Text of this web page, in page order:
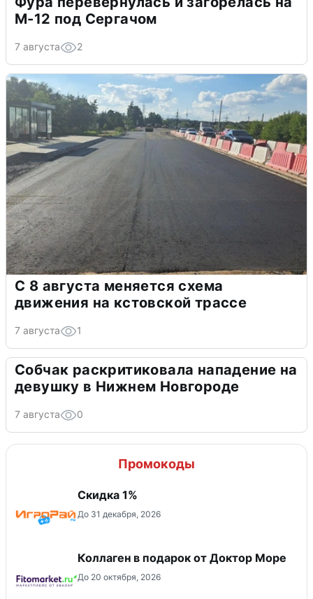
М-12 под Сергачом
7 августа 2
С 8 августа меняется схема
движения на кстовской трассе
7 августа 1
Собчак раскритиковала нападение на
девушку в Нижнем Новгороде
7 августа 0
Промокоды
Скидка 1%
До 31 декабря, 2026
Коллаген в подарок от Доктор Море
До 20 октября, 2026